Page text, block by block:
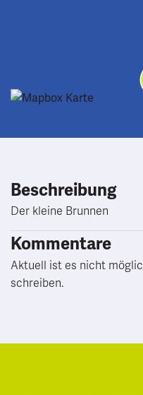
Beschreibung
Der kleine Brunnen
Kommentare
Aktuell ist es nicht
schreiben.